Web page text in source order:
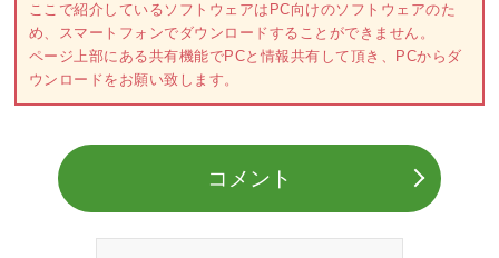
ここで紹介しているソフトウェアはPC向けのソフトウェアのた
め、スマートフォンでダウンロードすることができません。
ページ上部にある共有機能でPCと情報共有して頂き、PCからダ
ウンロードをお願い致します。
コメント